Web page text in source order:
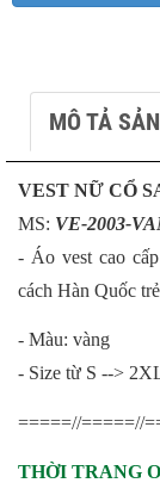
MÔ TẢ
VEST NỮ CỔ
MS: VE-2003-
- Áo vest cao
cách Hàn Quốc
- Màu: vàng
- Size từ S -->
=====//=====//
THỜI TRANG